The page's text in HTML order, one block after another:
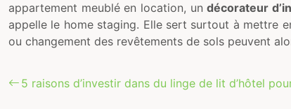
appartement meublé en location, undécorateur
appelle le home staging. Elle sert surtout à mettre
ou changement des revêtements de sols peuvent
5 raisons d’investir dans du linge de lit d’hôtel